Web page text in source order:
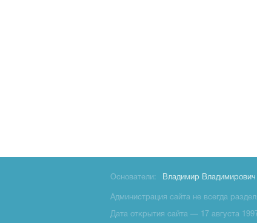
Основатели: Владимир
Администрация сайта не всегда
Дата открытия сайта — 17 августа